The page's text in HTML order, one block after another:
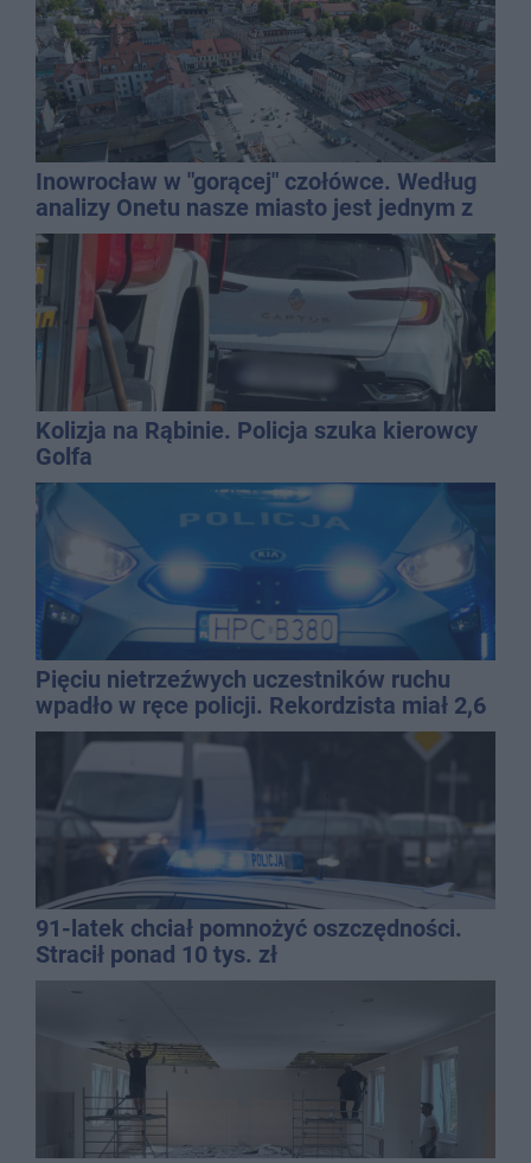
Inowrocław w "gorącej" czołówce. Według
analizy Onetu nasze miasto jest jednym z
najbardziej narażonych na upały
Kolizja na Rąbinie. Policja szuka kierowcy
Golfa
Pięciu nietrzeźwych uczestników ruchu
wpadło w ręce policji. Rekordzista miał 2,6
promila
91-latek chciał pomnożyć oszczędności.
Stracił ponad 10 tys. zł